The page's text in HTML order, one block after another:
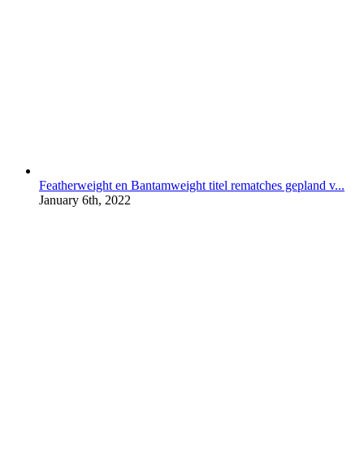
Featherweight en Bantamweight titel rematches gepland v...
January 6th, 2022